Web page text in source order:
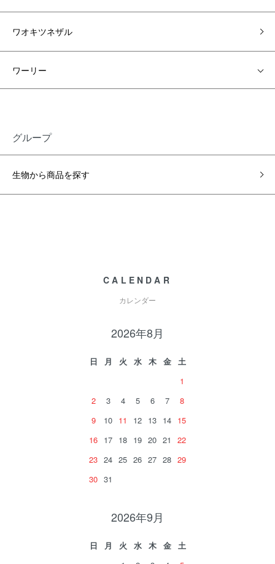
ワオキツネザル
ワーリー
グループ
生物から商品を探す
CALENDAR
カレンダー
2026年8月
日 月 火 水 木 金
土
1
2
3 4 5 6 7
8
9
10 11 12 13 14 15
16 17 18 19 20 21
22
23 24 25 26 27 28 29
30 31
2026年9月
日 月 火 水 木 金
土